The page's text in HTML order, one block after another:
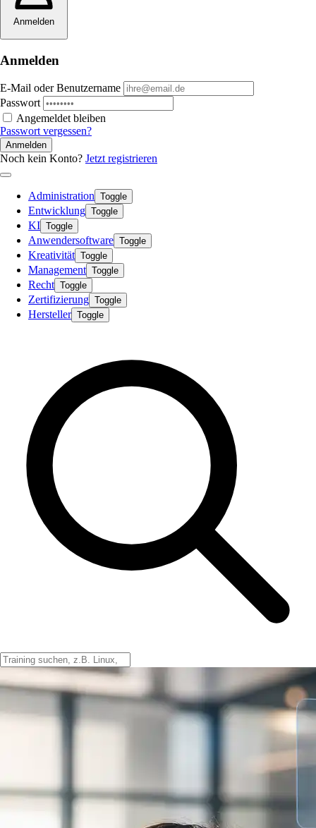
Anmelden
Anmelden
E-Mail oder Benutzername
Passwort
Angemeldet bleiben
Passwort vergessen?
Anmelden
Noch kein Konto? Jetzt registrieren
Administration Toggle
Entwicklung Toggle
KI Toggle
Anwendersoftware Toggle
Kreativität Toggle
Management Toggle
Recht Toggle
Zertifizierung Toggle
Hersteller Toggle